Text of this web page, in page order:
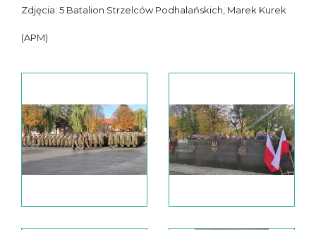
Zdjęcia: 5 Batalion Strzelców Podhalańskich, Marek Kurek
(APM)